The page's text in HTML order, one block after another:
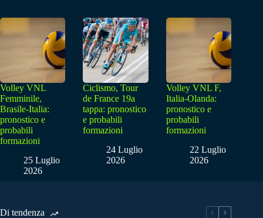
Volley VNL
Femminile,
Brasile-Italia:
pronostico e
probabili
formazioni
25 Luglio
2026
Ciclismo, Tour
de France 19a
tappa: pronostico
e probabili
formazioni
24 Luglio
2026
Volley VNL F,
Italia-Olanda:
pronostico e
probabili
formazioni
22 Luglio
2026
Di tendenza